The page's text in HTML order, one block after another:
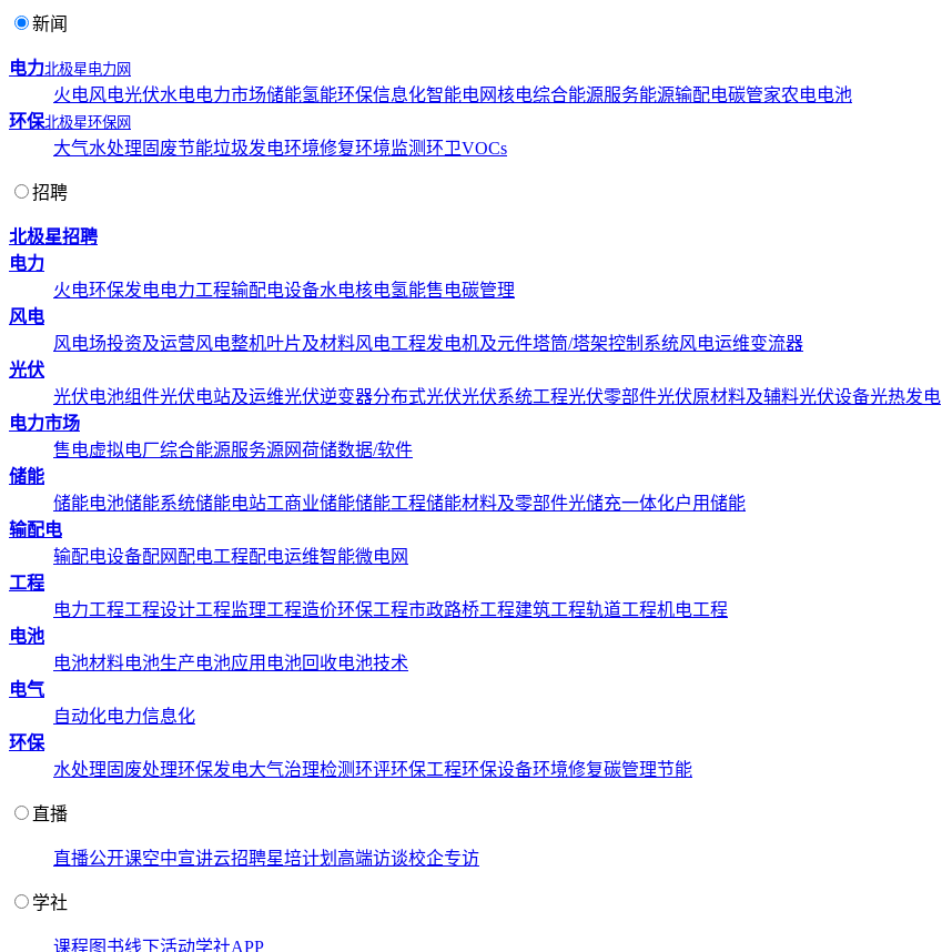
新闻
电力北极星电力网
火电风电光伏水电电力市场储能氢能环保信息化智能电网核电综合能源服务能源输配电碳管家农电电池
环保北极星环保网
大气水处理 固废节能垃圾发电环境修复环境监测环卫VOCs
招聘
北极星招聘
电力
火电环保发电电力工程输配电设备水电核电氢能售电碳管理
风电
风电场投资及运营风电整机叶片及材料风电工程发电机及元件塔筒/塔架控制系统风电运维变流器
光伏
光伏电池组件光伏电站及运维光伏逆变器分布式光伏光伏系统工程光伏零部件光伏原材料及辅料光伏设备光热发电
电力市场
售电虚拟电厂综合能源服务源网荷储数据/软件
储能
储能电池储能系统储能电站工商业储能储能工程储能材料及零部件光储充一体化户用储能
输配电
输配电设备配网配电工程配电运维智能微电网
工程
电力工程工程设计工程监理工程造价环保工程市政路桥工程建筑工程轨道工程机电工程
电池
电池材料电池生产电池应用 电池回收电池技术
电气
自动化电力信息化
环保
水处理 固废处理环保发电大气治理检测环评环保工程环保设备环境修复碳管理节能
直播
直播公开课空中宣讲云招聘星培计划 高端访谈校企专访
学社
课程 图书线下活动学社APP